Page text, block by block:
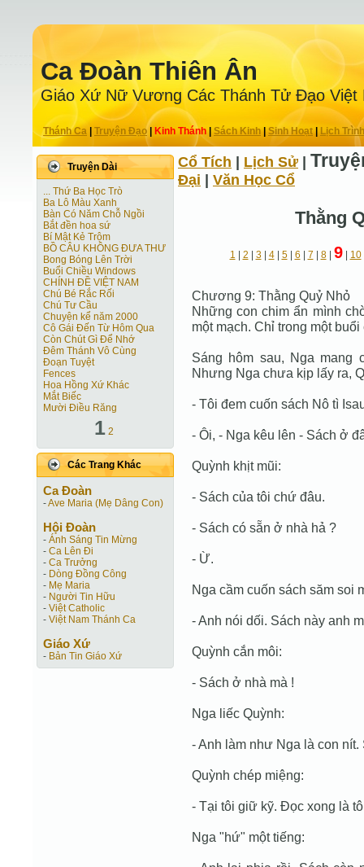
Ca Ðoàn Thiên Ân
Giáo Xứ Nữ Vương Các Thánh Tử Ðạo Việt
Thánh Ca Truyện Ðạo| Kinh Thánh Sách Kinh|Sinh Hoạt| Lịch Trình
Truyện Dài
... Thứ Ba Học Trò
Ba Lô Màu Xanh
Bàn Có Năm Chỗ Ngồi
Bắt đền hoa sứ
Bí Mật Kẻ Trộm
BỒ CÂU KHÔNG ĐƯA THƯ
Bong Bóng Lên Trời
Buổi Chiều Windows
CHÍNH ĐỀ VIỆT NAM
Chú Bé Rắc Rối
Chú Tư Cầu
Chuyện kể năm 2000
Cô Gái Ðến Từ Hôm Qua
Còn Chút Gì Ðể Nhớ
Đêm Thánh Vô Cùng
Ðoạn Tuyệt
Fences
Hoa Hồng Xứ Khác
Mắt Biếc
Mười Điều Răng
1 2
Các Trang Khác
Ca Ðoàn
-Ave Maria (Mẹ Dâng Con)
Hội Ðoàn
- Ánh Sáng Tin Mừng
- Ca Lên Đi
- Ca Trưởng
- Dòng Đồng Công
- Mẹ Maria
- Người Tin Hữu
- Việt Catholic
- Việt Nam Thánh Ca
Giáo Xứ
- Bản Tin Giáo Xứ
Cổ Tích Lịch Sử
Ðại Văn Học Cổ
Thằng
1 2 3| 4| 5| 6 7 8| 9| 10
Chương 9: Thằng Quỷ Nhỏ
Những con chim ẩn mình
một mạch. Chỉ trong một
Sáng hôm sau, Nga mang
Nhưng Nga chưa kịp lấy ra,
- Tôi đem cuốn sách Nô tì
- Ôi, - Nga kêu lên - Sách ở
Quỳnh khịt mũi:
- Sách của tôi chứ đâu.
- Sách có sẵn ở nhà hả ?
- Ừ.
Nga cầm cuốn sách săm soi
- Anh nói dối. Sách này anh
Quỳnh cắn môi:
- Sách ở nhà mà !
Nga liếc Quỳnh:
- Anh làm như Nga là con
Quỳnh chép miệng:
- Tại tôi giữ kỹ. Đọc xong là
Nga "hứ" một tiếng: